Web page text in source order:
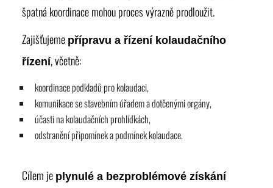
špatná koordinace mohou proces výrazně prodloužit.
Zajišťujeme přípravu a řízení kolaudačního
řízení, včetně:
koordinace podkladů pro kolaudaci,
komunikace se stavebním úřadem a dotčenými orgány,
účasti na kolaudačních prohlídkách,
odstranění připomínek a podmínek kolaudace.
Cílem je plynulé a bezproblémové získání